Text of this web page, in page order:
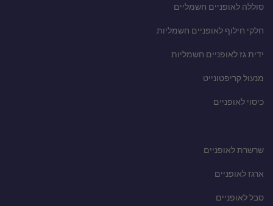
סוללה לאופניים חשמליים
חלקי חילוף לאופניים חשמליות
ידית גז לאופניים חשמליות
מנעול קריפטונייט
כיסוי לאופניים
שרשרת לאופניים
ארגז לאופניים
סבל לאופניים